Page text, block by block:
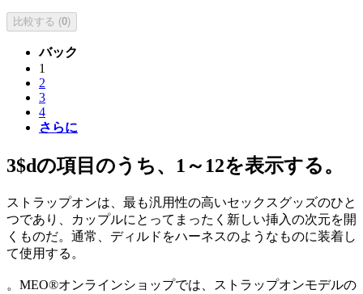
比較する (0)
バック
1
2
3
4
さらに
3$dの項目のうち、1～12を表示する。
ストラップオンは、最も汎用性の高いセックスグッズのひと
つであり、カップルにとってまったく新しい挿入の次元を開
くものだ。通常、ディルドをハーネスのようなものに装着し
て使用する。
。MEO®オンラインショップでは、ストラップオンモデルの